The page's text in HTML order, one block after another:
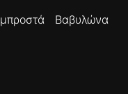
Βαβυλώνα